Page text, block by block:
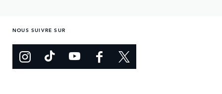
NOUS SUIVRE SUR